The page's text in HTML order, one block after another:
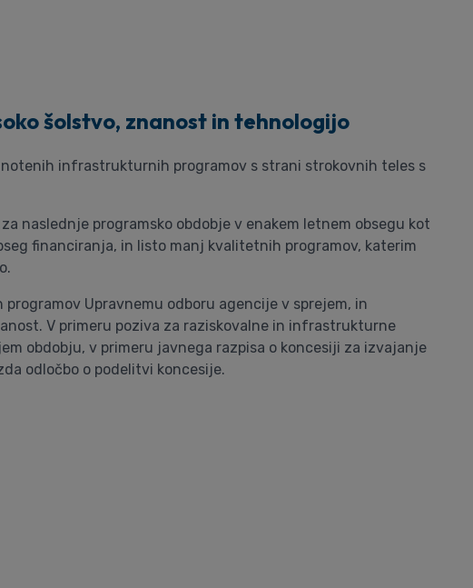
šolstvo, znanost in tehnologijo
infrastrukturnih programov s strani strokovnih teles s
naslednje programsko obdobje v enakem letnem obsegu kot
financiranja, in listo manj kvalitetnih programov, katerim
Upravnemu odboru agencije v sprejem, in
V primeru poziva za raziskovalne in infrastrukturne
obdobju, v primeru javnega razpisa o koncesiji za izvajanje
odločbo o podelitvi koncesije.